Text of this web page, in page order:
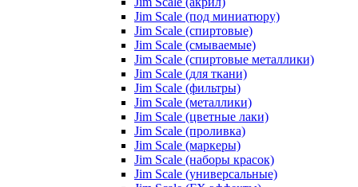
Jim Scale (под миниатюру)
Jim Scale (спиртовые)
Jim Scale (смываемые)
Jim Scale (спиртовые металлики)
Jim Scale (для ткани)
Jim Scale (фильтры)
Jim Scale (металлики)
Jim Scale (цветные лаки)
Jim Scale (проливка)
Jim Scale (маркеры)
Jim Scale (наборы красок)
Jim Scale (универсальные)